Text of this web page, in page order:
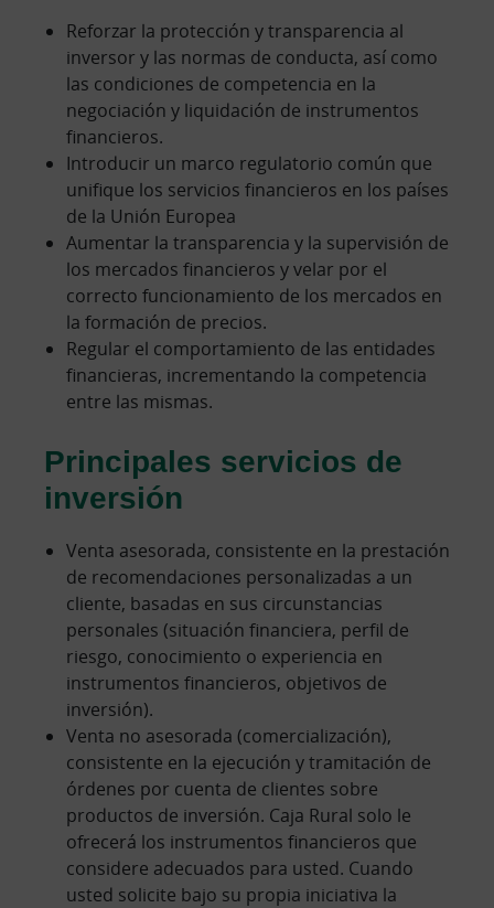
Reforzar la protección y transparencia al
inversor y las normas de conducta, así como
las condiciones de competencia en la
negociación y liquidación de instrumentos
financieros.
Introducir un marco regulatorio común que
unifique los servicios financieros en los países
de la Unión Europea
Aumentar la transparencia y la supervisión de
los mercados financieros y velar por el
correcto funcionamiento de los mercados en
la formación de precios.
Regular el comportamiento de las entidades
financieras, incrementando la competencia
entre las mismas.
Principales servicios de
inversión
Venta asesorada, consistente en la prestación
de recomendaciones personalizadas a un
cliente, basadas en sus circunstancias
personales (situación financiera, perfil de
riesgo, conocimiento o experiencia en
instrumentos financieros, objetivos de
inversión).
Venta no asesorada (comercialización),
consistente en la ejecución y tramitación de
órdenes por cuenta de clientes sobre
productos de inversión. Caja Rural solo le
ofrecerá los instrumentos financieros que
considere adecuados para usted. Cuando
usted solicite bajo su propia iniciativa la